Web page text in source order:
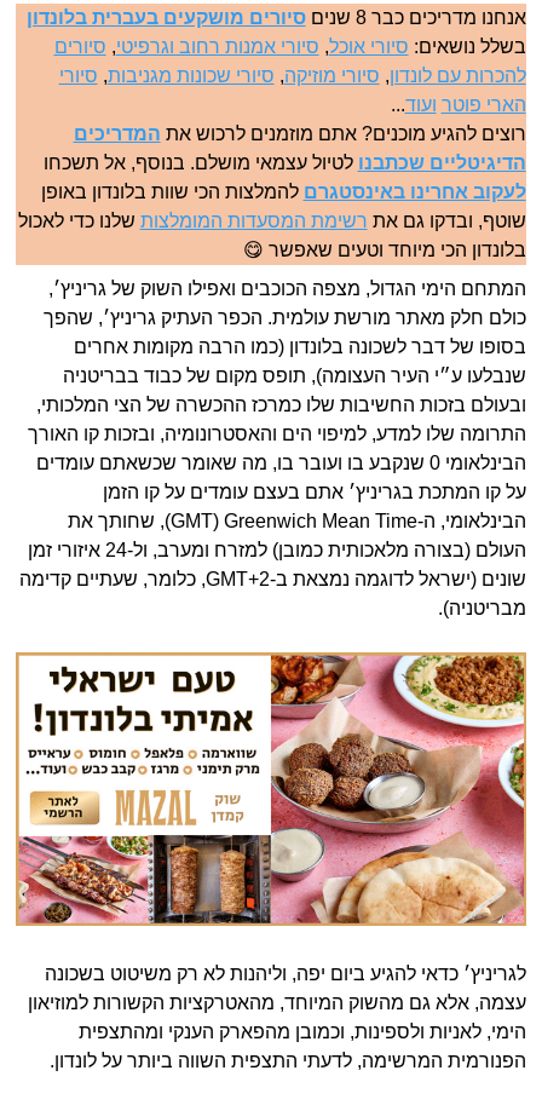
אנחנו מדריכים כבר 8 שנים
סיורים מושקעים בעברית בלונדון
בשלל נושאים: סיורי אוכל, סיורי אמנות רחוב וגרפיטי, סיורים
להכרות עם לונדון, סיורי מוזיקה, סיורי שכונות מגניבות, סיורי
הארי פוטר ועוד...
רוצים להגיע מוכנים? אתם מוזמנים לרכוש את המדריכים
הדיגיטליים שכתבנו לטיול עצמאי מושלם. בנוסף, אל תשכחו
לעקוב אחרינו באינסטגרם להמלצות הכי שוות בלונדון באופן
שוטף, ובדקו גם את רשימת המסעדות המומלצות שלנו כדי לאכול
בלונדון הכי מיוחד וטעים שאפשר 😋
המתחם הימי הגדול, מצפה הכוכבים ואפילו השוק של גריניץ׳,
כולם חלק מאתר מורשת עולמית. הכפר העתיק גריניץ׳, שהפך
בסופו של דבר לשכונה בלונדון (כמו הרבה מקומות אחרים
שנבלעו ע״י העיר העצומה), תופס מקום של כבוד בבריטניה
ובעולם בזכות החשיבות שלו כמרכז ההכשרה של הצי המלכותי,
התרומה שלו למדע, למיפוי הים והאסטרונומיה, ובזכות קו האורך
הבינלאומי 0 שנקבע בו ועובר בו, מה שאומר שכשאתם עומדים
על קו המתכת בגריניץ׳ אתם בעצם עומדים על קו הזמן
הבינלאומי, ה-GMT) Greenwich Mean Time), שחותך את
העולם (בצורה מלאכותית כמובן) למזרח ומערב, ול-24 איזורי זמן
שונים (ישראל לדוגמה נמצאת ב-GMT+2, כלומר, שעתיים קדימה
מבריטניה).
לגריניץ׳ כדאי להגיע ביום יפה, וליהנות לא רק משיטוט בשכונה
עצמה, אלא גם מהשוק המיוחד, מהאטרקציות הקשורות למוזיאון
הימי, לאניות ולספינות, וכמובן מהפארק הענקי ומהתצפית
הפנורמית המרשימה, לדעתי התצפית השווה ביותר על לונדון.